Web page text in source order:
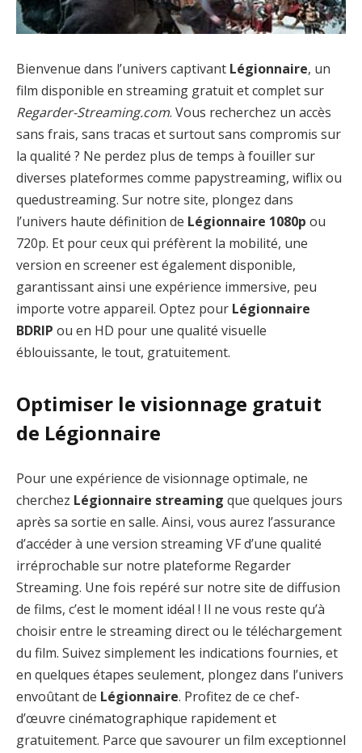
Bienvenue dans l’univers captivant Légionnaire, un
film disponible en streaming gratuit et complet sur
Regarder-Streaming.com. Vous recherchez un accès
sans frais, sans tracas et surtout sans compromis sur
la qualité ? Ne perdez plus de temps à fouiller sur
diverses plateformes comme papystreaming, wiflix ou
quedustreaming. Sur notre site, plongez dans
l’univers haute définition de Légionnaire 1080p ou
720p. Et pour ceux qui préfèrent la mobilité, une
version en screener est également disponible,
garantissant ainsi une expérience immersive, peu
importe votre appareil. Optez pour Légionnaire
BDRIP ou en HD pour une qualité visuelle
éblouissante, le tout, gratuitement.
Optimiser le visionnage gratuit
de Légionnaire
Pour une expérience de visionnage optimale, ne
cherchez Légionnaire streaming que quelques jours
après sa sortie en salle. Ainsi, vous aurez l’assurance
d’accéder à une version streaming VF d’une qualité
irréprochable sur notre plateforme Regarder
Streaming. Une fois repéré sur notre site de diffusion
de films, c’est le moment idéal ! Il ne vous reste qu’à
choisir entre le streaming direct ou le téléchargement
du film. Suivez simplement les indications fournies, et
en quelques étapes seulement, plongez dans l’univers
envoûtant de Légionnaire. Profitez de ce chef-
d’œuvre cinématographique rapidement et
gratuitement. Parce que savourer un film exceptionnel